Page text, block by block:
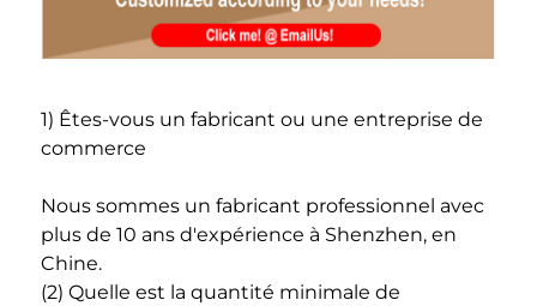
1) Êtes-vous un fabricant ou une entreprise de
commerce
Nous sommes un fabricant professionnel avec
plus de 10 ans d'expérience à Shenzhen, en
Chine.
(2) Quelle est la quantité minimale de